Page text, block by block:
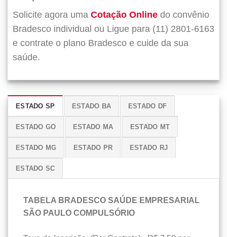
Solicite agora uma Cotação Online do convênio
Bradesco individual ou Ligue para (11) 2801-6163
e contrate o plano Bradesco e cuide da sua
saúde.
ESTADO SP ESTADO BA ESTADO DF
ESTADO GO ESTADO MA ESTADO MT
ESTADO MG ESTADO PR ESTADO RJ
ESTADO SC
TABELA BRADESCO SAÚDE EMPRESARIAL
SÃO PAULO COMPULSÓRIO